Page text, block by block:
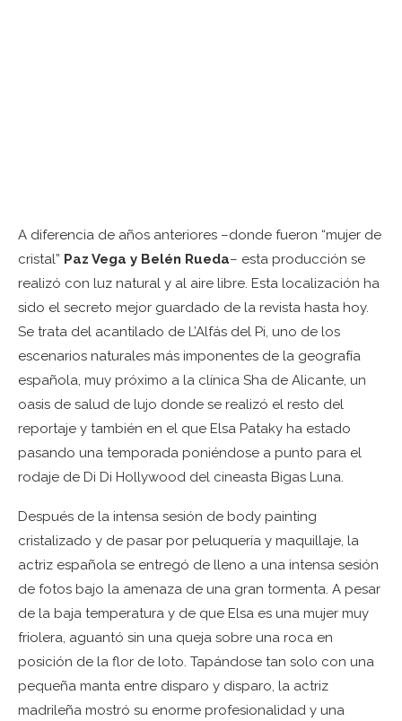
A diferencia de años anteriores –donde fueron “mujer de
cristal” Paz Vega y Belén Rueda– esta producción se
realizó con luz natural y al aire libre. Esta localización ha
sido el secreto mejor guardado de la revista hasta hoy.
Se trata del acantilado de L’Alfás del Pi, uno de los
escenarios naturales más imponentes de la geografía
española, muy próximo a la clínica Sha de Alicante, un
oasis de salud de lujo donde se realizó el resto del
reportaje y también en el que Elsa Pataky ha estado
pasando una temporada poniéndose a punto para el
rodaje de Di Di Hollywood del cineasta Bigas Luna.
Después de la intensa sesión de body painting
cristalizado y de pasar por peluquería y maquillaje, la
actriz española se entregó de lleno a una intensa sesión
de fotos bajo la amenaza de una gran tormenta. A pesar
de la baja temperatura y de que Elsa es una mujer muy
friolera, aguantó sin una queja sobre una roca en
posición de la flor de loto. Tapándose tan solo con una
pequeña manta entre disparo y disparo, la actriz
madrileña mostró su enorme profesionalidad y una